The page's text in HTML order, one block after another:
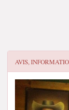
AVIS,